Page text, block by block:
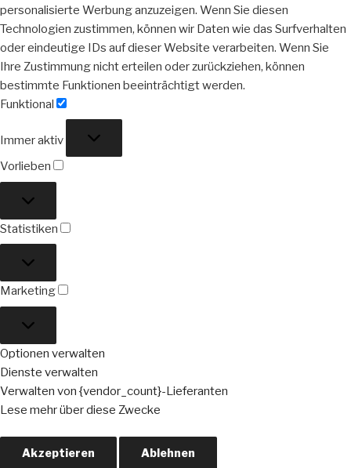
personalisierte Werbung anzuzeigen. Wenn Sie diesen
Technologien zustimmen, können wir Daten wie das Surfverhalten
oder eindeutige IDs auf dieser Website verarbeiten. Wenn Sie
Ihre Zustimmung nicht erteilen oder zurückziehen, können
bestimmte Funktionen beeinträchtigt werden.
Funktional
Immer aktiv
Vorlieben
Statistiken
Marketing
Optionen verwalten
Dienste verwalten
Verwalten von {vendor_count}-Lieferanten
Lese mehr über diese Zwecke
Akzeptieren Ablehnen